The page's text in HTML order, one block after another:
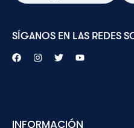
INFORMACIÓN
SÍGANOS EN LAS REDES